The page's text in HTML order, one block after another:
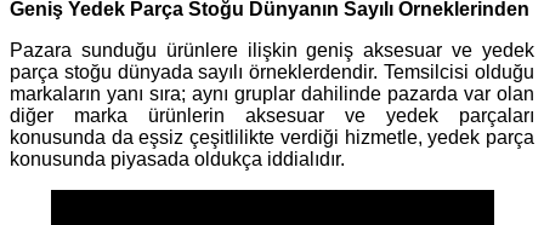
Geniş Yedek Parça Stoğu Dünyanın Sayılı Örneklerinden
Pazara sunduğu ürünlere ilişkin geniş aksesuar ve yedek
parça stoğu dünyada sayılı örneklerdendir. Temsilcisi olduğu
markaların yanı sıra; aynı gruplar dahilinde pazarda var olan
diğer marka ürünlerin aksesuar ve yedek parçaları
konusunda da eşsiz çeşitlilikte verdiği hizmetle, yedek parça
konusunda piyasada oldukça iddialıdır.